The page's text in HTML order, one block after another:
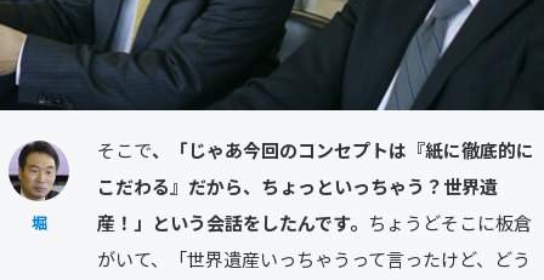
堀
そこで、「じゃあ今回のコンセプトは『紙に徹底的に
こだわる』だから、ちょっといっちゃう？世界遺
産！」という会話をしたんです。 ちょうどそこに板倉
がいて、「世界遺産いっちゃうって言ったけど、どう